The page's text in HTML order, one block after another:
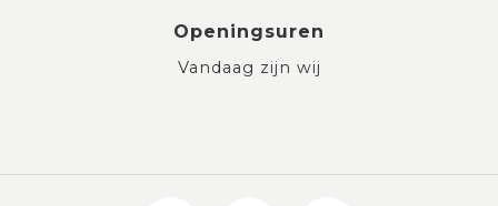
Openingsuren
Vandaag zijn wij